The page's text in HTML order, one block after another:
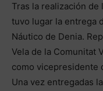
Tras la realización de
tuvo lugar la entrega
Náutico de Denia.
Vela de la Comunitat
como vicepresidente
Una vez entregadas